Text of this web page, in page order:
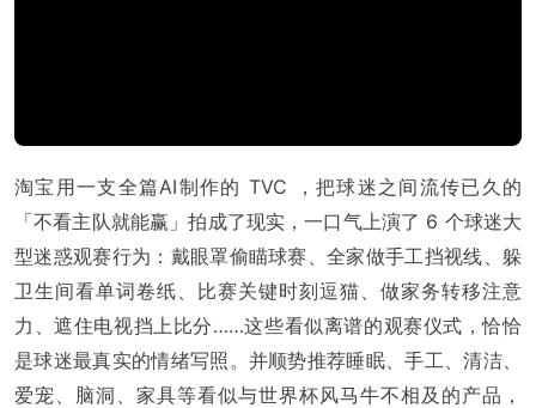
淘宝用一支全篇AI制作的 TVC ，把球迷之间流传已久的
「不看主队就能赢」拍成了现实，一口气上演了 6 个球迷大
型迷惑观赛行为：戴眼罩偷瞄球赛、全家做手工挡视线、躲
卫生间看单词卷纸、比赛关键时刻逗猫、做家务转移注意
力、遮住电视挡上比分……这些看似离谱的观赛仪式，恰恰
是球迷最真实的情绪写照。并顺势推荐睡眠、手工、清洁、
爱宠、脑洞、家具等看似与世界杯风马牛不相及的产品，